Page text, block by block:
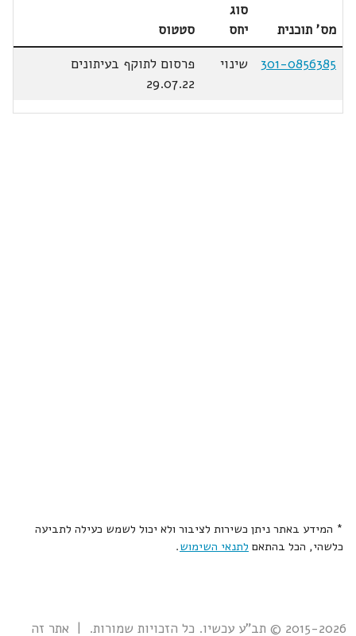
מס' תוכנית
סוג
יחס
סטטוס
301-0856385
שינוי
פרסום לתוקף בעיתונים
29.07.22
* המידע באתר ניתן כשירות לציבור ולא יכול לשמש כעילה לתביעה
כלשהי, הכל בהתאם לתנאי השימוש.
2015-2026 © תב"ע עכשיו. כל הזכויות שמורות. | אתר זה